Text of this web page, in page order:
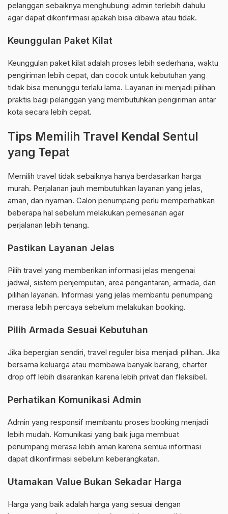
pelanggan sebaiknya menghubungi admin terlebih dahulu
agar dapat dikonfirmasi apakah bisa dibawa atau tidak.
Keunggulan Paket Kilat
Keunggulan paket kilat adalah proses lebih sederhana, waktu
pengiriman lebih cepat, dan cocok untuk kebutuhan yang
tidak bisa menunggu terlalu lama. Layanan ini menjadi pilihan
praktis bagi pelanggan yang membutuhkan pengiriman antar
kota secara lebih cepat.
Tips Memilih Travel Kendal Sentul
yang Tepat
Memilih travel tidak sebaiknya hanya berdasarkan harga
murah. Perjalanan jauh membutuhkan layanan yang jelas,
aman, dan nyaman. Calon penumpang perlu memperhatikan
beberapa hal sebelum melakukan pemesanan agar
perjalanan lebih tenang.
Pastikan Layanan Jelas
Pilih travel yang memberikan informasi jelas mengenai
jadwal, sistem penjemputan, area pengantaran, armada, dan
pilihan layanan. Informasi yang jelas membantu penumpang
merasa lebih percaya sebelum melakukan booking.
Pilih Armada Sesuai Kebutuhan
Jika bepergian sendiri, travel reguler bisa menjadi pilihan. Jika
bersama keluarga atau membawa banyak barang, charter
drop off lebih disarankan karena lebih privat dan fleksibel.
Perhatikan Komunikasi Admin
Admin yang responsif membantu proses booking menjadi
lebih mudah. Komunikasi yang baik juga membuat
penumpang merasa lebih aman karena semua informasi
dapat dikonfirmasi sebelum keberangkatan.
Utamakan Value Bukan Sekadar Harga
Harga yang baik adalah harga yang sesuai dengan